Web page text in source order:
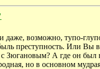
возможно, тупо-
преступность. Или
Зюгановым? А где он
но в основном